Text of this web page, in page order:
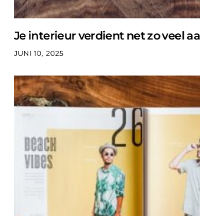
Je interieur verdient net zo veel
JUNI 10, 2025